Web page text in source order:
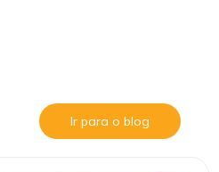
Ir para o blog